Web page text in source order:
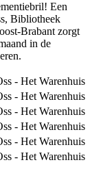
Een
Bibliotheek
Brabant zorgt
in de
- Het Warenhuis
- Het Warenhuis
- Het Warenhuis
- Het Warenhuis
- Het Warenhuis
- Het Warenhuis